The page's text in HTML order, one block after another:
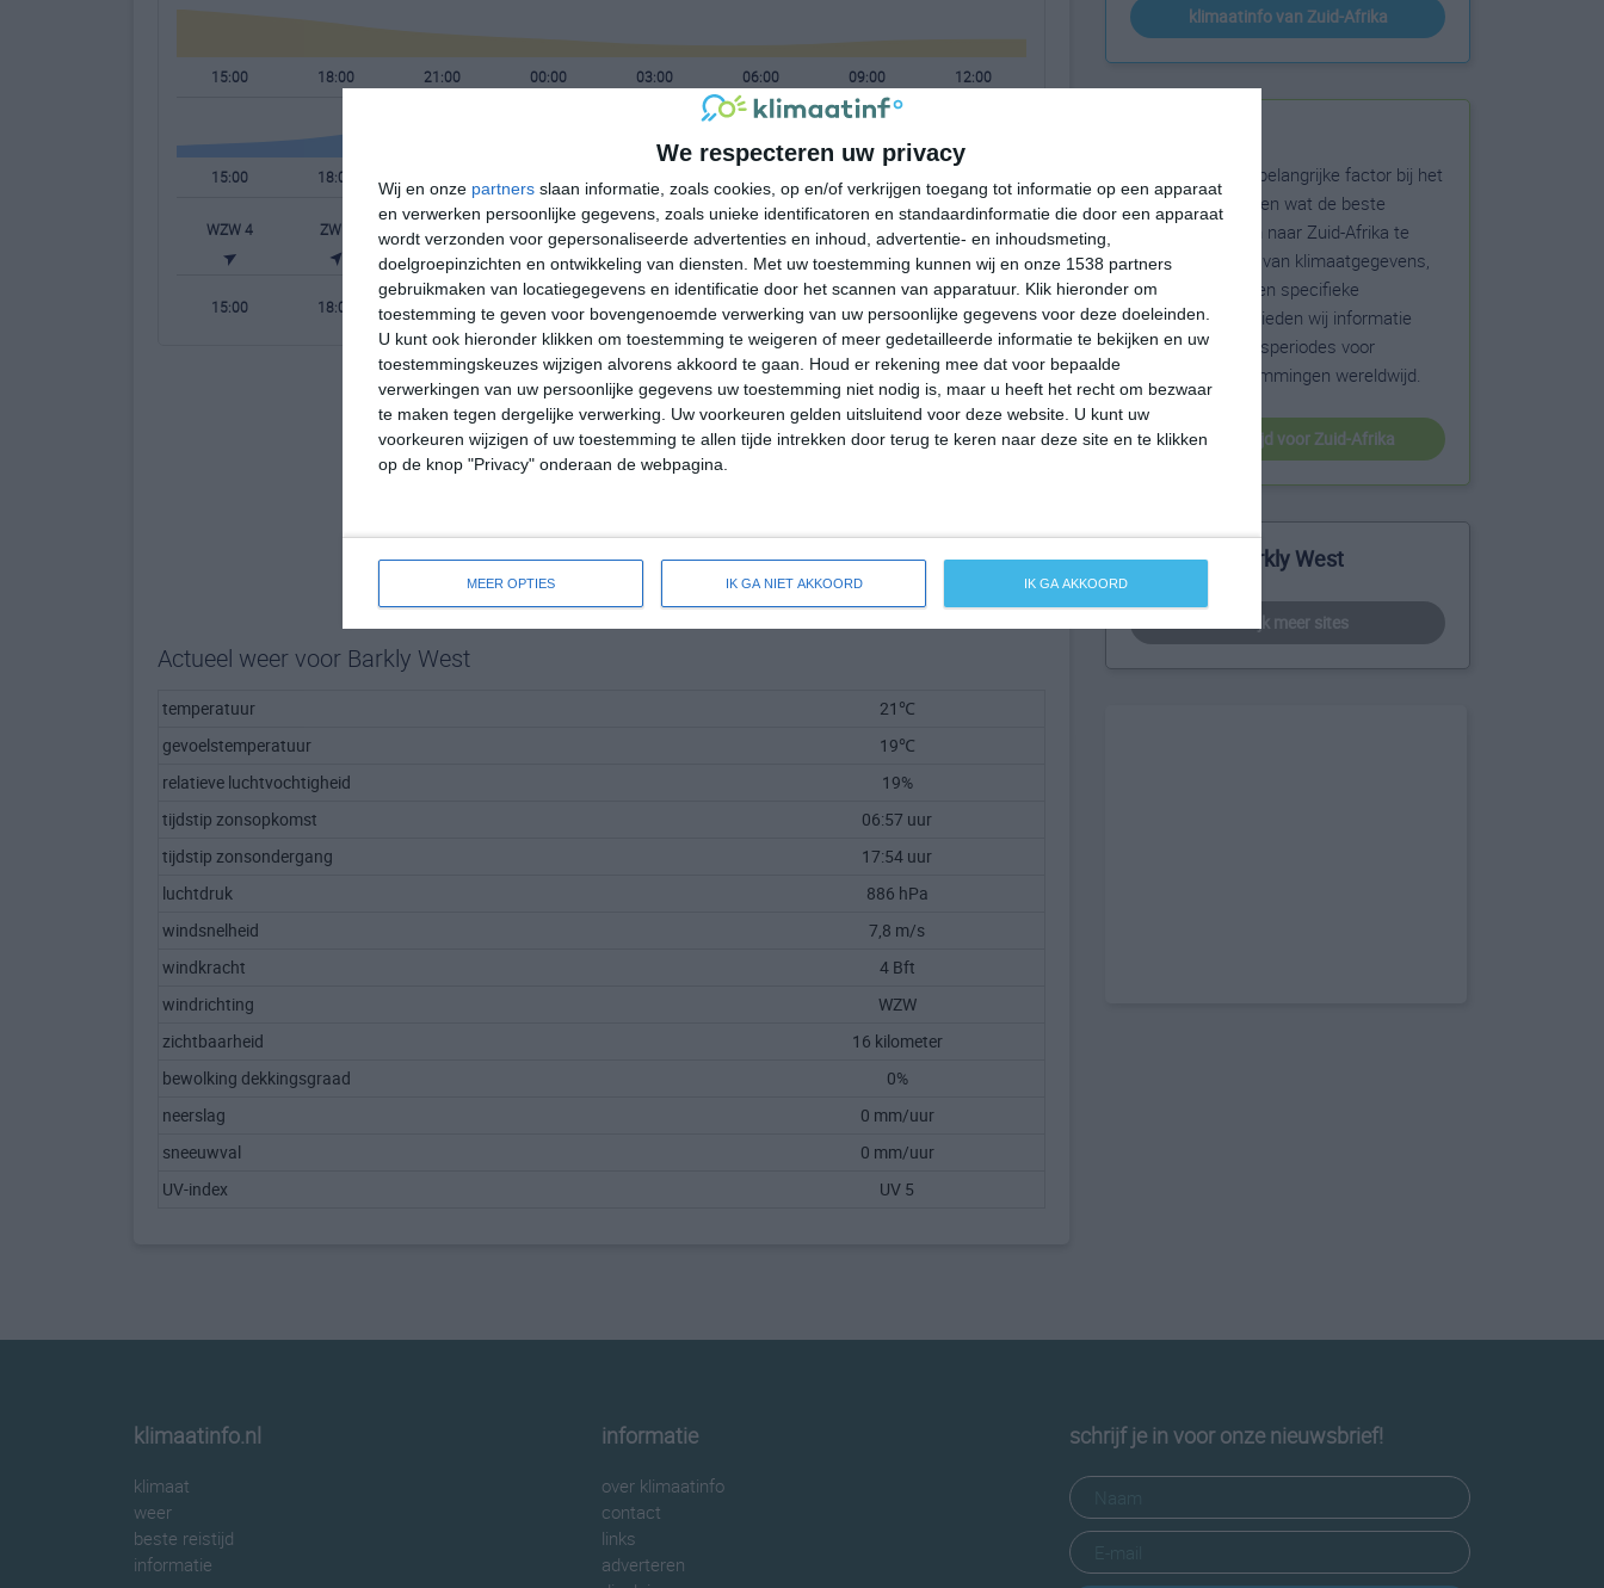
We respecteren uw privacy
Wij en onze partners slaan informatie, zoals cookies, op en/of verkrijgen toegang tot informatie op een apparaat
en verwerken persoonlijke gegevens, zoals unieke identificatoren en standaardinformatie die door een apparaat
wordt verzonden voor gepersonaliseerde advertenties en inhoud, advertentie- en inhoudsmeting,
doelgroepinzichten en ontwikkeling van diensten.
Met uw toestemming kunnen wij en onze 1538 partners
gebruikmaken van locatiegegevens en identificatie door het scannen van apparatuur. Klik hieronder om
toestemming te geven voor bovengenoemde verwerking van uw persoonlijke gegevens voor deze doeleinden.
U kunt ook hieronder klikken om toestemming te weigeren of meer gedetailleerde informatie te bekijken en uw
toestemmingskeuzes wijzigen alvorens akkoord te gaan.
Houd er rekening mee dat voor bepaalde
verwerkingen van uw persoonlijke gegevens uw toestemming niet nodig is, maar u heeft het recht om bezwaar
te maken tegen dergelijke verwerking. Uw voorkeuren gelden uitsluitend voor deze website. U kunt uw
voorkeuren wijzigen of uw toestemming te allen tijde intrekken door terug te keren naar deze site en te klikken
op de knop "Privacy" onderaan de webpagina.
MEER OPTIES IK GA NIET AKKOORD IK GA AKKOORD
15:00 18:00 21:00 00:00 03:00 06:00 09:00 12:00
15:00 18:00
WZW 4 ZW 3 Z 4 ZZW 4 ZZW 4 ZZO 5
15:00 18:00 21:00 06:00
Actueel weer voor Barkly West
temperatuur
21℃
gevoelstemperatuur
19℃
relatieve luchtvochtigheid
19%
tijdstip zonsopkomst
06:57 uur
tijdstip zonsondergang
17:54 uur
luchtdruk
886 hPa
windsnelheid
7,8 m/s
windkracht
4 Bft
windrichting
WZW
zichtbaarheid
16 kilometer
bewolking dekkingsgraad
0%
neerslag
0 mm/uur
sneeuwval
0 mm/uur
UV-index
UV 5
klimaatinfo van Zuid-Afrika
Het weer is een belangrijke factor bij het
reizen. Wil je weten wat de beste
maanden zijn om naar Zuid-Afrika te
reizen? Op basis van klimaatgegevens,
weersextremen en specifieke
weerinformatie bieden wij informatie
over de beste reisperiodes voor
duizenden bestemmingen wereldwijd.
beste reistijd voor Zuid-Afrika
Meer over Barkly West
bekijk meer sites
klimaatinfo.nl
klimaat
weer
beste reistijd
informatie
informatie
over klimaatinfo
contact
links
adverteren
schrijf je in voor onze nieuwsbrief!